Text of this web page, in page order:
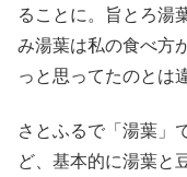
ることに。旨とろ湯
み湯葉は私の食べ方
っと思ってたのとは
さとふるで「湯葉」
ど、基本的に湯葉と